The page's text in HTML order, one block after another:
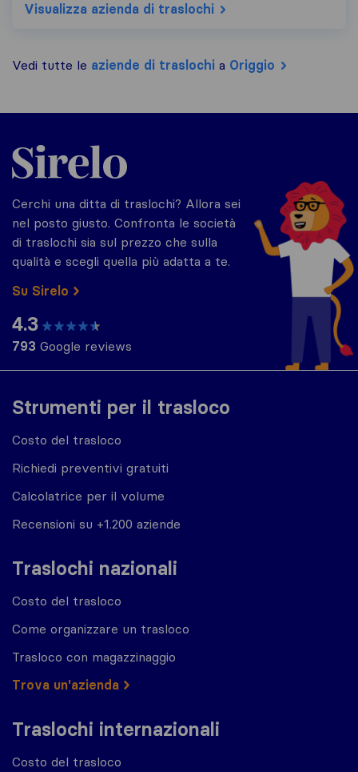
Visualizza azienda di traslochi
Vedi tutte le aziende di traslochi a Origgio
Strumenti per il trasloco
Costo del trasloco
Richiedi preventivi gratuiti
Calcolatrice per il volume
Recensioni su +1.200 aziende
Traslochi nazionali
Costo del trasloco
Come organizzare un trasloco
Trasloco con magazzinaggio
Trova un'azienda
Traslochi internazionali
Costo del trasloco
Sirelo.it
Cerchi una ditta di traslochi? Allora sei
nel posto giusto. Confronta le società
di traslochi sia sul prezzo che sulla
qualità e scegli quella più adatta a te.
Su Sirelo
4.3
793 Google reviews